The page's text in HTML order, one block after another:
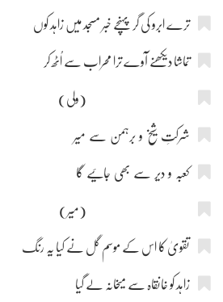
ترے ابرو کی گر پہنچے خبر مسجد میں زاہد کوں
تماشا دیکھنے آوے ترا محراب سے اُٹھ کر
(ولی)
شرکتِ شیخ و برہمن سے میر
کعبہ و دیر سے بھی جائیے گا
(میر)
تقویٰ کا اس کے موسم گل نے کیا یہ رنگ
زاہد کو خانقاہ سے میخانہ لے گیا